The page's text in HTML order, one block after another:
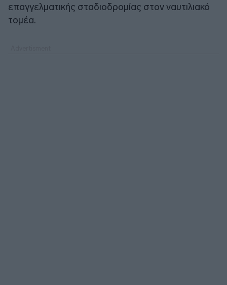
επαγγελματικής σταδιοδρομίας στον ναυτιλιακό
τομέα.